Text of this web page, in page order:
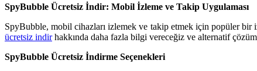
SpyBubble Ücretsiz İndir: Mobil İzleme ve Takip Uygulaması
SpyBubble, mobil cihazları izlemek ve takip etmek için popüler
ücretsiz indirhakkında daha fazla bilgi vereceğiz ve alternatif
SpyBubble Ücretsiz İndirme Seçenekleri